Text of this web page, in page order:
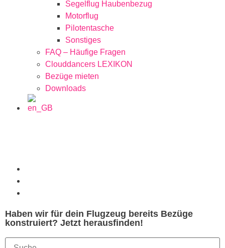
Segelflug Haubenbezug
Motorflug
Pilotentasche
Sonstiges
FAQ – Häufige Fragen
Clouddancers LEXIKON
Bezüge mieten
Downloads
Haben wir für dein Flugzeug bereits Bezüge
konstruiert? Jetzt herausfinden!